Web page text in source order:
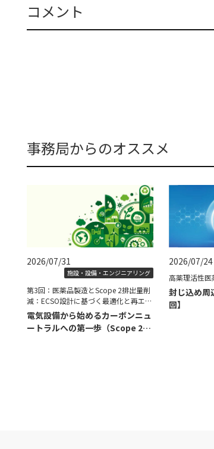
コメント
事務局からのオススメ
2026/07/31
施設・設備・エンジニアリング
第3回：医薬品製造とScope 2排出量削
減：ECSO設計に基づく最適化と再エネ
導入の具体策
電気設備から始めるカーボンニュ
ートラルへの第一歩（Scope 2削
2026/07/24
高薬理活性医
封じ込め周
回】